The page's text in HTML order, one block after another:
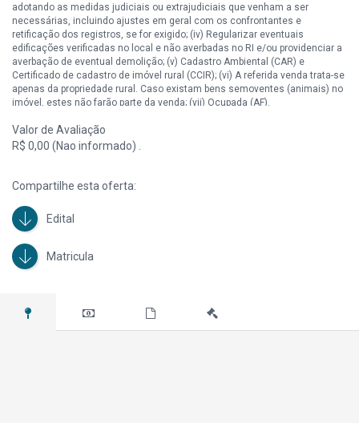
adotando as medidas judiciais ou extrajudiciais que venham a ser
necessárias, incluindo ajustes em geral com os confrontantes e
retificação dos registros, se for exigido; (iv) Regularizar eventuais
edificações verificadas no local e não averbadas no RI e/ou providenciar a
averbação de eventual demolição; (v) Cadastro Ambiental (CAR) e
Certificado de cadastro de imóvel rural (CCIR); (vi) A referida venda trata-se
apenas da propriedade rural. Caso existam bens semoventes (animais) no
imóvel, estes não farão parte da venda; (vii) Ocupada (AF).
Valor de Avaliação
R$ 0,00 (Nao informado) .
Compartilhe esta oferta:
Edital
Matricula